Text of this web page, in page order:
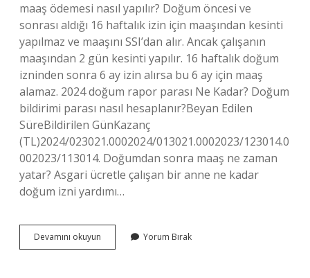
maaş ödemesi nasıl yapılır? Doğum öncesi ve
sonrası aldığı 16 haftalık izin için maaşından kesinti
yapılmaz ve maaşını SSI’dan alır. Ancak çalışanın
maaşından 2 gün kesinti yapılır. 16 haftalık doğum
izninden sonra 6 ay izin alırsa bu 6 ay için maaş
alamaz. 2024 doğum rapor parası Ne Kadar? Doğum
bildirimi parası nasıl hesaplanır?Beyan Edilen
SüreBildirilen GünKazanç
(TL)2024/023021.0002024/013021.0002023/123014.0
002023/113014. Doğumdan sonra maaş ne zaman
yatar? Asgari ücretle çalışan bir anne ne kadar
doğum izni yardımı…
Devamını okuyun
Izninde
Yorum Bırak